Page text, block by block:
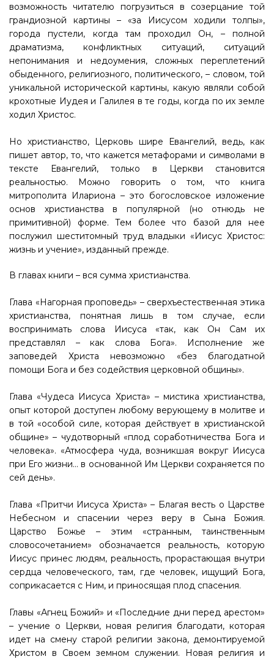
возможность читателю погрузиться в созерцание той
грандиозной картины – «за Иисусом ходили толпы»,
города пустели, когда там проходил Он, – полной
драматизма, конфликтных ситуаций, ситуаций
непонимания и недоумения, сложных переплетений
обыденного, религиозного, политического, – словом, той
уникальной исторической картины, какую являли собой
крохотные Иудея и Галилея в те годы, когда по их земле
ходил Христос.
Но христианство, Церковь шире Евангелий, ведь, как
пишет автор, то, что кажется метафорами и символами в
тексте Евангелий, только в Церкви становится
реальностью. Можно говорить о том, что книга
митрополита Илариона – это богословское изложение
основ христианства в популярной (но отнюдь не
примитивной) форме. Тем более что базой для нее
послужил шеститомный труд владыки «Иисус Христос:
жизнь и учение», изданный прежде.
В главах книги – вся сумма христианства.
Глава «Нагорная проповедь» – сверхъестественная этика
христианства, понятная лишь в том случае, если
воспринимать слова Иисуса «так, как Он Сам их
представлял – как слова Бога». Исполнение же
заповедей Христа невозможно «без благодатной
помощи Бога и без содействия церковной общины».
Глава «Чудеса Иисуса Христа» – мистика христианства,
опыт которой доступен любому верующему в молитве и
в той «особой силе, которая действует в христианской
общине» – чудотворный «плод соработничества Бога и
человека». «Атмосфера чуда, возникшая вокруг Иисуса
при Его жизни… в основанной Им Церкви сохраняется по
сей день».
Глава «Притчи Иисуса Христа» – Благая весть о Царстве
Небесном и спасении через веру в Сына Божия.
Царство Божье – этим «странным, таинственным
словосочетанием» обозначается реальность, которую
Иисус принес людям, реальность, прорастающая внутри
сердца человеческого, там, где человек, ищущий Бога,
соприкасается с Ним, и приносящая плод спасения.
Главы «Агнец Божий» и «Последние дни перед арестом»
– учение о Церкви, новая религия благодати, которая
идет на смену старой религии закона, демонтируемой
Христом в Своем земном служении. Новая религия и